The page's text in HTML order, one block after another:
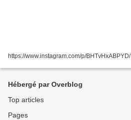
https://www.instagram.com/p/BHTvHxABPYD/
Hébergé par Overblog
Top articles
Pages